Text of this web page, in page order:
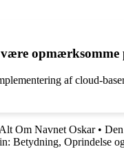
opmærksomme
af cloud-
Alt Om Navnet Oskar•
Betydning, Oprindelse